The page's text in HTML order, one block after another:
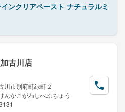
ンクリアペースト ナチュラルミ
古川店
川市別府町緑町２
んかこがわしべふちょう